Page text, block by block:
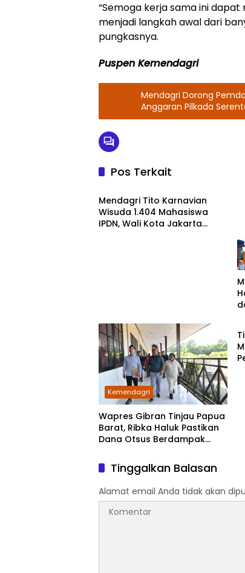
“Semoga kerja sama ini
menjadi langkah awal dari
pungkasnya.
Puspen Kemendagri
Mendagri Dorong
Anggaran Pilkada
Pos Terkait
Kemendagri
Mendagri Tito Karnavian
Wisuda 1.404 Mahasiswa
IPDN, Wali Kota Jakarta
Kemendagri
Wapres Gibran Tinjau Papua
Barat, Ribka Haluk Pastikan
Dana Otsus Berdampak
Tinggalkan Balasan
Alamat email Anda tidak akan